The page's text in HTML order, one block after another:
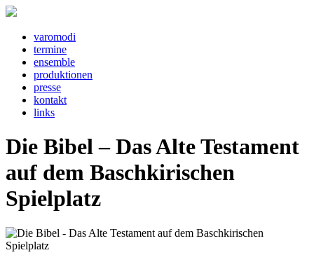
varomodi
termine
ensemble
produktionen
presse
kontakt
links
Die Bibel – Das Alte Testament
auf dem Baschkirischen
Spielplatz